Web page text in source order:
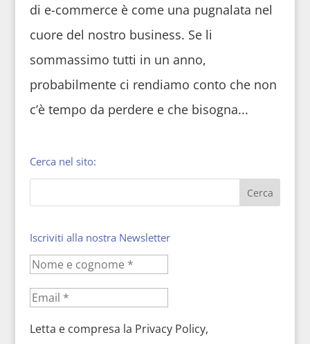
di e-commerce è come una pugnalata nel
cuore del nostro business. Se li
sommassimo tutti in un anno,
probabilmente ci rendiamo conto che non
c’è tempo da perdere e che bisogna...
Cerca nel sito:
Iscriviti alla nostra Newsletter
Letta e compresa la Privacy Policy,